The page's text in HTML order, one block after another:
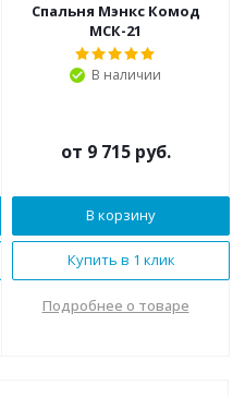
Спальня Мэнкс Комод
МСК-21
В наличии
от 9 715 руб.
В корзину
Купить в 1 клик
Подробнее о товаре